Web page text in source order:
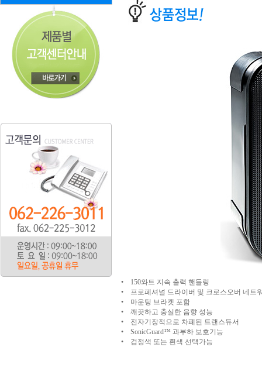
• 150와트 지속 출력 핸들링
• 프로페셔널 드라이버 및 크로스오버 네트
• 마운팅 브라켓 포함
• 깨끗하고 충실한 음향 성능
• 전자기장적으로 차폐된 트랜스듀서
• SonicGuard™ 과부하 보호기능
• 검정색 또는 흰색 선택가능